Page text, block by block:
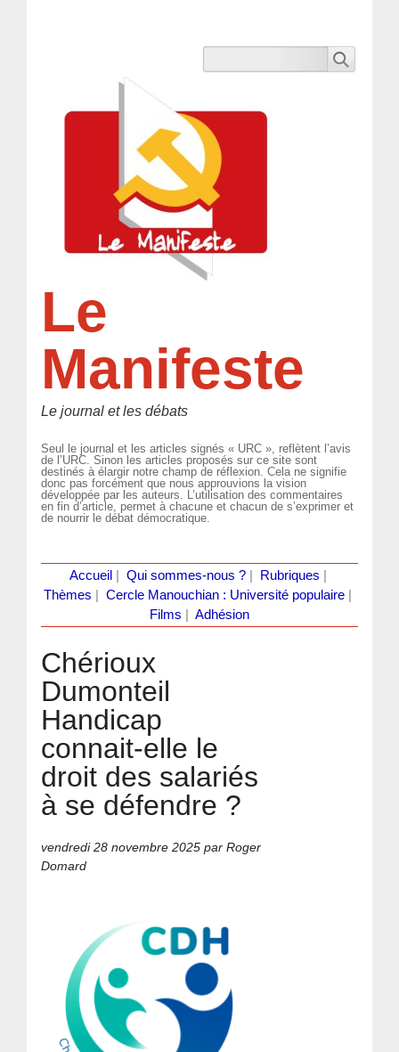
Le
Manifeste
Le journal et les débats
Seul le journal et les articles signés « URC », reflètent l’avis
de l’URC. Sinon les articles proposés sur ce site sont
destinés à élargir notre champ de réflexion. Cela ne signifie
donc pas forcément que nous approuvions la vision
développée par les auteurs. L’utilisation des commentaires
en fin d’article, permet à chacune et chacun de s’exprimer et
de nourrir le débat démocratique.
Accueil Qui sommes-nous ?| Rubriques
Thèmes
Cercle Manouchian : Université populaire
Films
Adhésion
Chérioux
Dumonteil
Handicap
connait-elle le
droit des salariés
à se défendre ?
vendredi 28 novembre 2025 par Roger
Domard